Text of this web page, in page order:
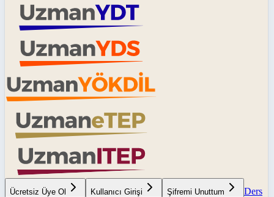
Ücretsiz Üye Ol Kullanıcı Girişi Şifremi Unuttum
Ders